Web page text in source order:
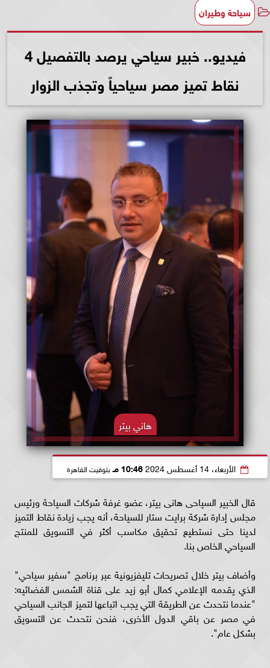
سياحة وطيران
فيديو.. خبير سياحي يرصد بالتفصيل 4
نقاط تميز مصر سياحياً وتجذب الزوار
هاني بيتر
الأربعاء، 14 أغسطس 2024 10:46 مـ بتوقيت القاهرة
قال الخبير السياحى هانى بيتر، عضو غرفة شركات السياحة ورئيس
مجلس إدارة شركة برايت ستار للسياحة، أنه يجب زيادة نقاط التميز
لدينا حتى نستطيع تحقيق مكاسب أكثر في التسويق للمنتج
السياحي الخاص بنا.
وأضاف بيتر خلال تصريحات تليفزيونية عبر برنامج "سفير سياحي"
الذي يقدمه الإعلامي كمال أبو زيد على قناة الشمس الفضائيه:
"عندما نتحدث عن الطريقة التي يجب اتباعها لتميز الجانب السياحي
في مصر عن باقي الدول الأخرى، فنحن نتحدث عن التسويق
بشكل عام".